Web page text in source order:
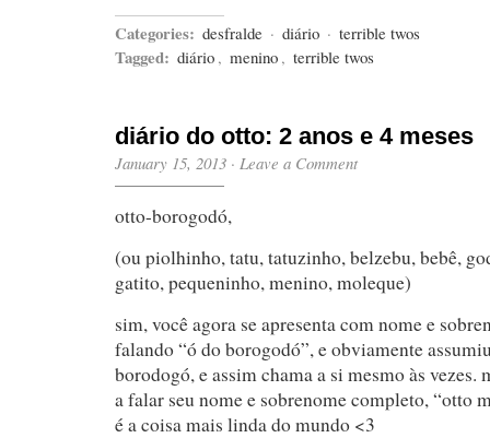
Categories: desfralde · diário · terrible twos
Tagged: diário , menino , terrible twos
diário do otto: 2 anos e 4 meses
January 15, 2013 · Leave a Comment
otto-borogodó,
(ou piolhinho, tatu, tatuzinho, belzebu, bebê,
gatito, pequeninho, menino, moleque)
sim, você agora se apresenta com nome e
falando “ó do borogodó”, e obviamente
borodogó, e assim chama a si mesmo às vezes.
a falar seu nome e sobrenome completo, “otto
é a coisa mais linda do mundo <3